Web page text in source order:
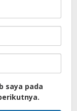
saya pada